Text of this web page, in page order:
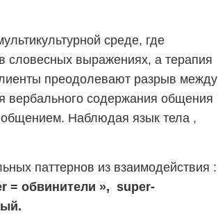
среде, где
словесных выражениях, а терапия
преодолевают разрыв между
вербального содержания общения
Наблюдая язык тела ,
паттернов из взаимодействия :
= oбвинители », super-